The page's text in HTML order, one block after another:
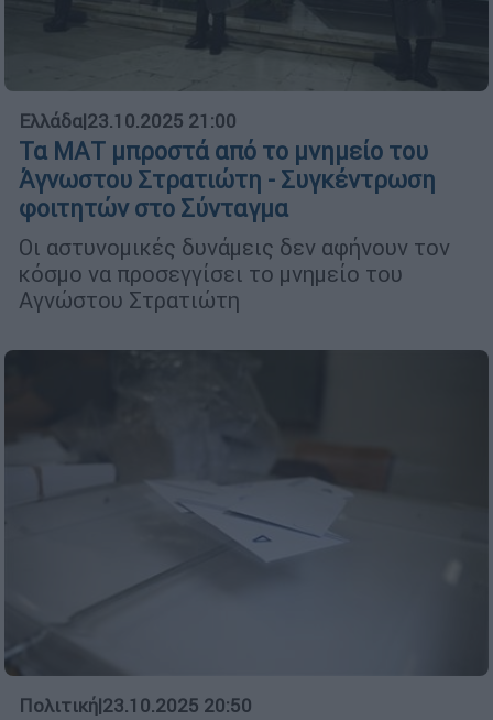
Ελλάδα|23.10.2025 21:00
Τα ΜΑΤ μπροστά από το μνημείο του
Άγνωστου Στρατιώτη - Συγκέντρωση
φοιτητών στο Σύνταγμα
Οι αστυνομικές δυνάμεις δεν αφήνουν τον
κόσμο να προσεγγίσει το μνημείο του
Αγνώστου Στρατιώτη
Πολιτική|23.10.2025 20:50